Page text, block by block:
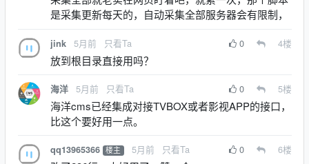
是采集更新每天的，自动采集全部服务器会有限制，
jink 5月前 只看Ta 0 4楼
放到根目录直接用吗？
海洋 5月前 只看Ta 0 5楼
海洋cms已经集成对接TVBOX或者影视APP的接口，
比这个要好用一点。
qq13965366 楼主 5月前 只看Ta 0 6楼